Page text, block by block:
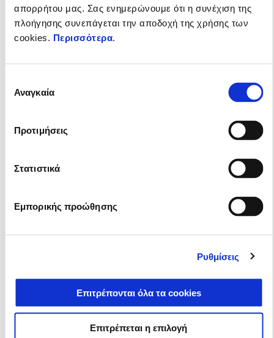
απορρήτου μας. Σας ενημερώνουμε ότι η συνέχιση της
πλοήγησης συνεπάγεται την αποδοχή της χρήσης των
cookies. Περισσότερα.
συγκατάθεσης
Αναγκαία
Προτιμήσεις
Στατιστικά
Εμπορικής προώθησης
Ρυθμίσεις
Επιτρέπονται όλα τα cookies
Επιτρέπεται η επιλογή
Ισχύει έως31 Δεκεμβρίου 2026
Η ηλεκτρική γκάμα Piaggio 1 με δώρο 2 χρόνια